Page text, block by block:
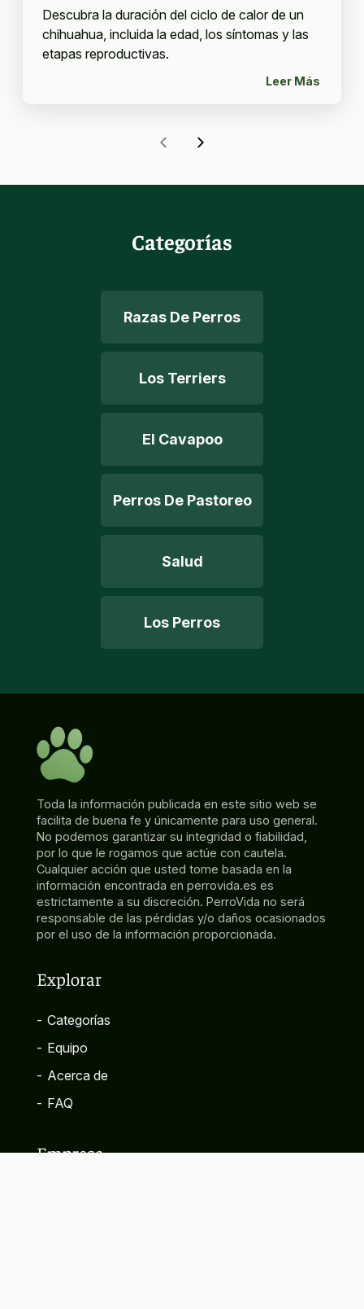
Descubra la duración del ciclo de calor de un
chihuahua, incluida la edad, los síntomas y las
etapas reproductivas.
Leer Más
Categorías
Razas De Perros
Los Terriers
El Cavapoo
Perros De Pastoreo
Salud
Los Perros
Toda la información publicada en este sitio web se
facilita de buena fe y únicamente para uso general.
No podemos garantizar su integridad o fiabilidad,
por lo que le rogamos que actúe con cautela.
Cualquier acción que usted tome basada en la
información encontrada en perrovida.es es
estrictamente a su discreción. PerroVida no será
responsable de las pérdidas y/o daños ocasionados
por el uso de la información proporcionada.
Explorar
- Categorías
- Equipo
- Acerca de
- FAQ
Empresa